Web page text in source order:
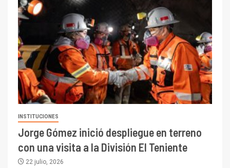
INSTITUCIONES
Jorge Gómez inició despliegue en terreno
con una visita a la División El Teniente
22 julio, 2026